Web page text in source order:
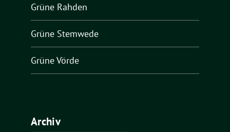
Grüne Rahden
Grüne Stemwede
Grüne Vörde
Archiv